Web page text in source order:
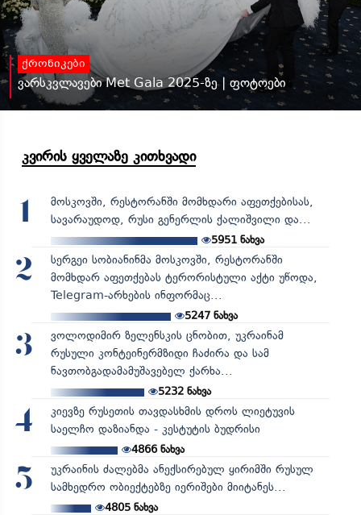
ქრონიკები
ვარსკვლავები Met Gala 2025-ზე | ფოტოები
კვირის ყველაზე კითხვადი
1
მოსკოვში, რესტორანში მომხდარი აფეთქებისას,
სავარაუდოდ, რუსი გენერლის ქალიშვილი და...
5951 ნახვა
2
სერგეი სობიანინმა მოსკოვში, რესტორანში
მომხდარ აფეთქებას ტერორისტული აქტი უწოდა,
Telegram-არხების ინფორმაც...
5247ნახვა
3
ვოლოდიმირ ზელენსკის ცნობით, უკრაინამ
რუსული კონტეინერმზიდი ჩაძირა და სამ
ნავთობგადამამუშავებელ ქარხა...
5232ნახვა
4
კიევზე რუსეთის თავდასხმის დროს ლიეტუვის
საელჩო დაზიანდა - კესტუტის ბუდრისი
4866ნახვა
5
უკრაინის ძალებმა ანექსირებულ ყირიმში რუსულ
სამხედრო ობიექტებზე იერიშები მიიტანეს...
4805ნახვა